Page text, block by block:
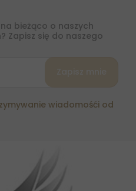
bieżąco o naszych
Zapisz się do naszego
wiadomośći od